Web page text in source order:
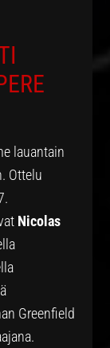
lauantain
Ottelu
Nicolas
Greenfield